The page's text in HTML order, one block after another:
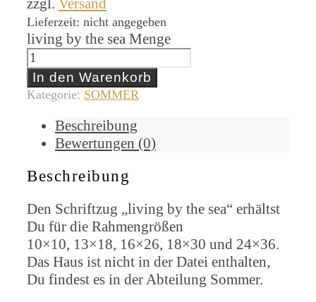
Lieferzeit: nicht angegeben
living by the sea Menge
In den Warenkorb
Kategorie: SOMMER
Beschreibung
Bewertungen (0)
Beschreibung
Den Schriftzug „living by the sea“ erhältst
Du für die Rahmengrößen
10×10, 13×18, 16×26, 18×30 und 24×36.
Das Haus ist nicht in der Datei enthalten,
Du findest es in der Abteilung Sommer.